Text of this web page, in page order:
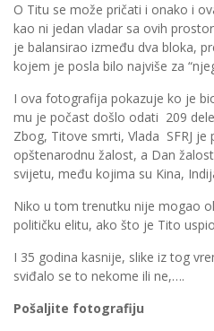
O Titu se može pričati i onako i
kao ni jedan vladar sa ovih
je balansirao između dva bloka,
kojem je posla bilo najviše za
I ova fotografija pokazuje ko je
mu je počast došlo odati 209
Zbog, Titove smrti, Vlada SFRJ je
opštenarodnu žalost, a Dan
svijetu, među kojima su Kina,
Niko u tom trenutku nije mogao
političku elitu, ako što je Tito
I 35 godina kasnije, slike iz tog
sviđalo se to nekome ili ne,….
Pošaljite fotografiju